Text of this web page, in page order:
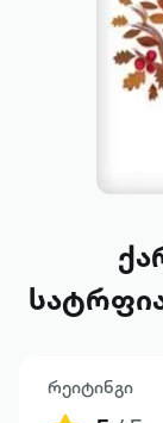
რეიტინგი